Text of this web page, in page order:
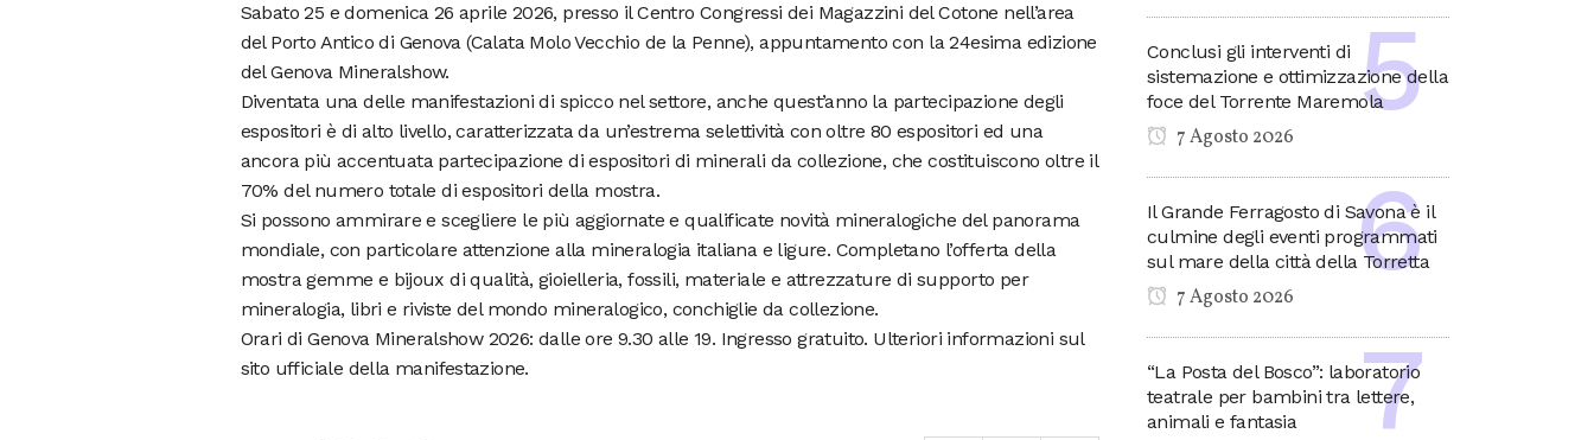
Sabato 25 e domenica 26 aprile 2026, presso il Centro Congressi dei Magazzini del Cotone nell’area
del Porto Antico di Genova (Calata Molo Vecchio de la Penne), appuntamento con la 24esima edizione
del Genova Mineralshow.
Diventata una delle manifestazioni di spicco nel settore, anche quest’anno la partecipazione degli
espositori è di alto livello, caratterizzata da un’estrema selettività con oltre 80 espositori ed una
ancora più accentuata partecipazione di espositori di minerali da collezione, che costituiscono oltre il
70% del numero totale di espositori della mostra.
Si possono ammirare e scegliere le più aggiornate e qualificate novità mineralogiche del panorama
mondiale, con particolare attenzione alla mineralogia italiana e ligure. Completano l’offerta della
mostra gemme e bijoux di qualità, gioielleria, fossili, materiale e attrezzature di supporto per
mineralogia, libri e riviste del mondo mineralogico, conchiglie da collezione.
Orari di Genova Mineralshow 2026: dalle ore 9.30 alle 19. Ingresso gratuito. Ulteriori informazioni sul
sito ufficiale della manifestazione.
Conclusi gli interventi di
sistemazione e ottimizzazione della
foce del Torrente Maremola
7 Agosto 2026
Il Grande Ferragosto di Savona è il
culmine degli eventi programmati
sul mare della città della Torretta
7 Agosto 2026
“La Posta del Bosco”: laboratorio
teatrale per bambini tra lettere,
animali e fantasia